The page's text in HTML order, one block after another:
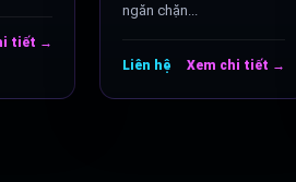
tiết →
ngăn chặn...
Liên hệ Xem chi tiết →